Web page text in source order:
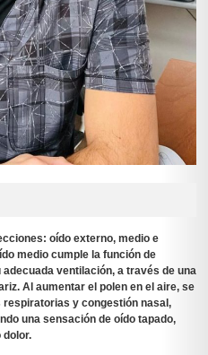
oído externo, medio e
medio cumple la función de
ventilación, a través de una
Al aumentar el polen en el aire, se
y congestión nasal,
una sensación de oído tapado,
dolor.